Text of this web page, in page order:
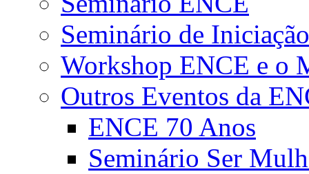
Seminário de
Workshop ENCE e o
Outros Eventos da
ENCE 70 Anos
Seminário Ser